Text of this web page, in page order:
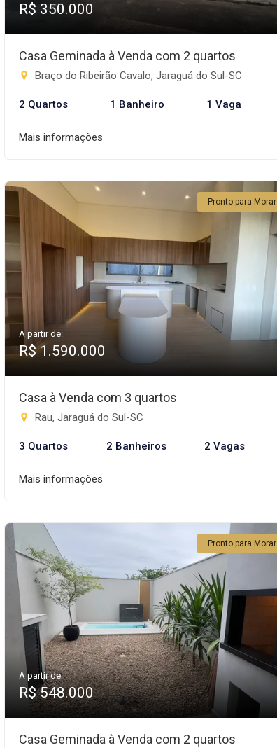
R$ 350.000
Casa Geminada à Venda com 2 quartos
Braço do Ribeirão Cavalo, Jaraguá do Sul-SC
2 Quartos 1 Banheiro 1 Vaga
Mais informações
Pronto para Morar
A partir de:
R$ 1.590.000
Casa à Venda com 3 quartos
Rau, Jaraguá do Sul-SC
3 Quartos 2 Banheiros 2 Vagas
Mais informações
Pronto para Morar
A partir de:
R$ 548.000
Casa Geminada à Venda com 2 quartos